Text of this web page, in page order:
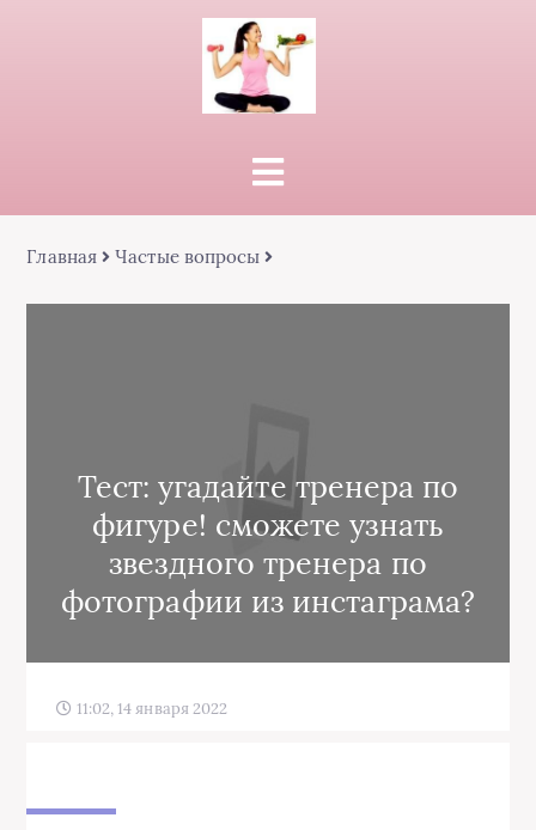
Главная Частые вопросы
Тест: угадайте тренера по
фигуре! сможете узнать
звездного тренера по
фотографии из инстаграма?
11:02, 14 января 2022